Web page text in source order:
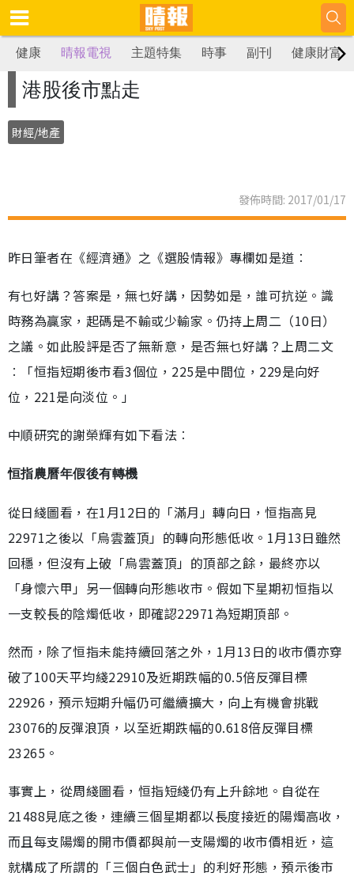
健康 晴報電視 主題特集 時事 副刊 健康財富
港股後市點走
財經/地產
發佈時間: 2017/01/17
昨日筆者在《經濟通》之《選股情報》專欄如是道︰
有乜好講？答案是，無乜好講，因勢如是，誰可抗逆。識
時務為贏家，起碼是不輸或少輸家。仍持上周二（10日）
之議。如此股評是否了無新意，是否無乜好講？上周二文
︰「恒指短期後市看3個位，225是中間位，229是向好
位，221是向淡位。」
中順研究的謝榮輝有如下看法︰
恒指農曆年假後有轉機
從日綫圖看，在1月12日的「滿月」轉向日，恒指高見
22971之後以「烏雲蓋頂」的轉向形態低收。1月13日雖然
回穩，但沒有上破「烏雲蓋頂」的頂部之餘，最終亦以
「身懷六甲」另一個轉向形態收市。假如下星期初恒指以
一支較長的陰燭低收，即確認22971為短期頂部。
然而，除了恒指未能持續回落之外，1月13日的收市價亦穿
破了100天平均綫22910及近期跌幅的0.5倍反彈目標
22926，預示短期升幅仍可繼續擴大，向上有機會挑戰
23076的反彈浪頂，以至近期跌幅的0.618倍反彈目標
23265。
事實上，從周綫圖看，恒指短綫仍有上升餘地。自從在
21488見底之後，連續三個星期都以長度接近的陽燭高收，
而且每支陽燭的開市價都與前一支陽燭的收市價相近，這
就構成了所謂的「三個白色武士」的利好形態，預示後市